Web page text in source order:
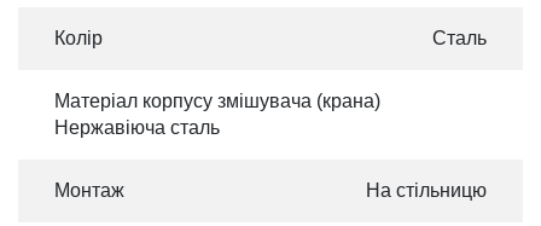
Колір Сталь
Матеріал корпусу змішувача (крана)
Нержавіюча сталь
Монтаж На стільницю